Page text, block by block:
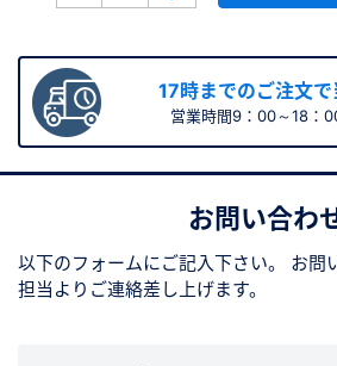
17時までのご注文
営業時間9：00～18：
お問い合わ
以下のフォームにご記入下さい。
お問
担当よりご連絡差し上げます。